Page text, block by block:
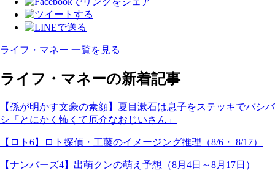
ライフ・マネー 一覧を見る
ライフ・マネーの新着記事
【孫が明かす文豪の素顔】夏目漱石は息子をステッキでバシバ
シ「とにかく怖くて厄介なおじいさん」
【ロト6】ロト探偵・工藤のイメージング推理（8/6・ 8/17）
【ナンバーズ4】出萌クンの萌え予想（8月4日～8月17日）